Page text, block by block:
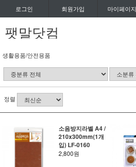
로그인 회원가입 마이페이지
팻말닷컴
생활용품/안전용품
정렬
소음방지라벨 A4 /
210x300mm(1개
입) LF-0160
2,800원